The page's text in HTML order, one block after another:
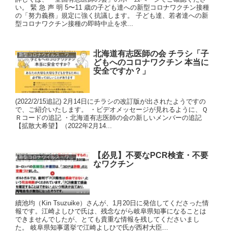
い。 緊 急 声 明 5〜11 歳の子ども達への新型コロナワクチン接種
の「努力義務」規定に強く抗議します。 子ども達、若者達への新
型コロナワクチン接種の即時中止を求...
新型コロナウイルス・ワクチン
北海道有志医師の会 チラシ「子
どもへのコロナワクチン 本当に
安全ですか？」
(2022/2/15追記) 2月14日にチラシの改訂版が出されたようですの
で、ご紹介いたします。 ・ビデオメッセージが見れるように、Ｑ
Ｒコードの追記 ・北海道有志医師の会の新しいメンバーの追記
【拡散大希望】（2022年2月14...
新型コロナウイルス・ワクチン
【必見】不要なPCR検査・不要
なワクチン
續池均（Kin Tsuzuike）さんが、1月20日に発信してくださった情
報です。江崎よしひで氏は、残念ながら岐阜県知事になることは
できませんでしたが、とても貴重な情報を残してくださいまし
た。 岐阜県知事選挙で江崎よしひで氏が西村大臣...